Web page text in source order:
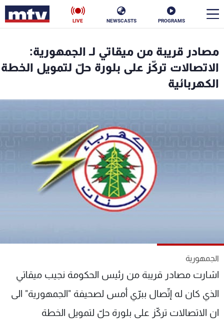
PROGRAMS
NEWSCASTS
LIVE
مصادر قريبة من ميقاتي لـ الجمهورية:
الاتصالات تركّز على بلورة حلّ لتمويل الخطة
الكهربائية
الجمهورية
اشارت مصادر قريبة من رئيس الحكومة نجيب ميقاتي
الذي كان له إتّصال ببرّي أمس لصحيفة "الجمهورية" الى
ان الاتصالات تركّز على بلورة حلّ لتمويل الخطة
الأخبار
سياسة
رياضة
الترددات
عن MTV
الإنـتـاج
لاعلاناتكم
وظائف
تواصل معنا
شروط الإسـتخدام
سياسة الخصوصية